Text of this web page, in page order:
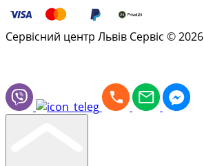
Сервісний центр Львів Сервіс © 2026